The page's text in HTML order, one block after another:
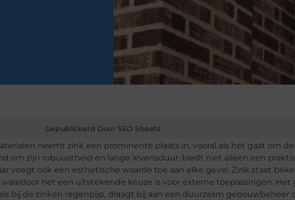
Gepubliceerd Door SEO Sheets
neemt zink een prominente plaats in, vooral als het gaat om
om zijn robuustheid en lange levensduur, biedt niet alleen een
voegt ook een esthetische waarde toe aan elke gevel. Zink staat
het een uitstekende keuze is voor externe toepassingen. Het
bij de zinken regenpijp, draagt bij aan een duurzaam gebouwbeheer